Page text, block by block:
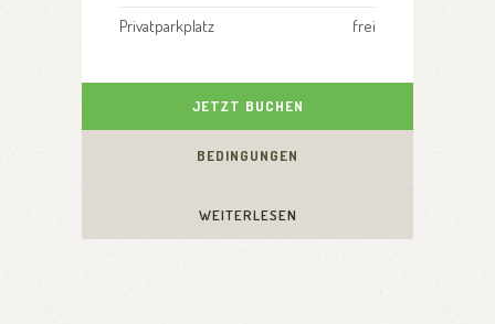
Privatparkplatz
frei
JETZT BUCHEN
BEDINGUNGEN
WEITERLESEN